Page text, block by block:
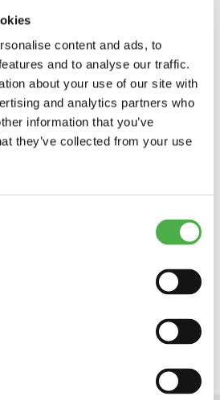
content and ads, to
and to analyse our traffic.
about your use of our site with
and analytics partners who
information that you’ve
they’ve collected from your use
on avoinna
tiistai, keskiviikko,
lauantai on on
JAA:
poissa 22.12. alkaen 5.1.
poissa ollessa voitte
asioissa voitte